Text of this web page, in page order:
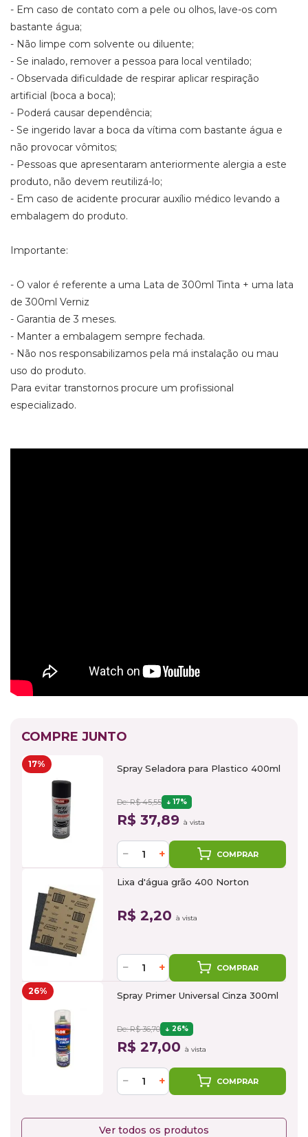
- Em caso de contato com a pele ou olhos, lave-os com
bastante água;
- Não limpe com solvente ou diluente;
- Se inalado, remover a pessoa para local ventilado;
- Observada dificuldade de respirar aplicar respiração
artificial (boca a boca);
- Poderá causar dependência;
- Se ingerido lavar a boca da vítima com bastante água e
não provocar vômitos;
- Pessoas que apresentaram anteriormente alergia a este
produto, não devem reutilizá-lo;
- Em caso de acidente procurar auxílio médico levando a
embalagem do produto.
Importante:
- O valor é referente a uma Lata de 300ml Tinta + uma lata
de 300ml Verniz
- Garantia de 3 meses.
- Manter a embalagem sempre fechada.
- Não nos responsabilizamos pela má instalação ou mau
uso do produto.
Para evitar transtornos procure um profissional
especializado.
COMPRE JUNTO
17% Spray Seladora para Plastico 400ml
De: R$ 45,55 17%
R$ 37,89 à vista
− + COMPRAR
Lixa d'água grão 400 Norton
R$ 2,20 à vista
− + COMPRAR
26% Spray Primer Universal Cinza 300ml
De: R$ 36,70 26%
R$ 27,00 à vista
− + COMPRAR
Ver todos os produtos